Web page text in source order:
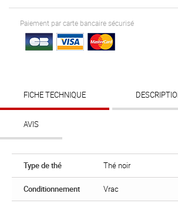
Paiement par carte bancaire sécurisé
FICHE TECHNIQUE
AVIS
Type de thé Thé noir
Conditionnement Vrac